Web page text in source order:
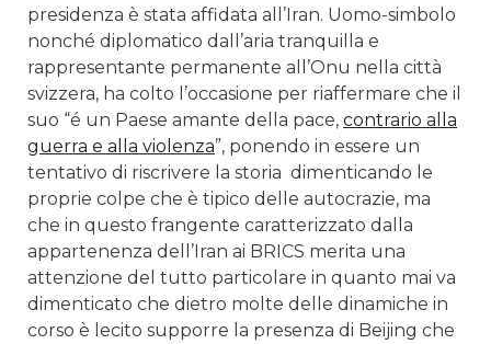
presidenza è stata affidata all’Iran. Uomo-simbolo
nonché diplomatico dall’aria tranquilla e
rappresentante permanente all’Onu nella città
svizzera, ha colto l’occasione per riaffermare che il
suo “é un Paese amante della pace, contrario alla
guerra e alla violenza”, ponendo in essere un
tentativo di riscrivere la storia dimenticando le
proprie colpe che è tipico delle autocrazie, ma
che in questo frangente caratterizzato dalla
appartenenza dell’Iran ai BRICS merita una
attenzione del tutto particolare in quanto mai va
dimenticato che dietro molte delle dinamiche in
corso è lecito supporre la presenza di Beijing che